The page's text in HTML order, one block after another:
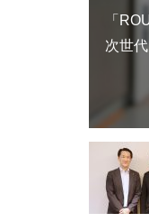
「
次世